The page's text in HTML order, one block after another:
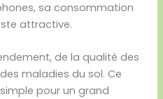
sa consommation
attractive.
de la qualité des
maladies du sol. Ce
pour un grand